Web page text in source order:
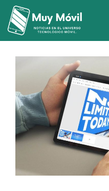
Saltar
contenido